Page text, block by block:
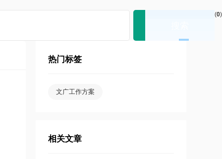
(0)
热门标签
文广工作方案
相关文章